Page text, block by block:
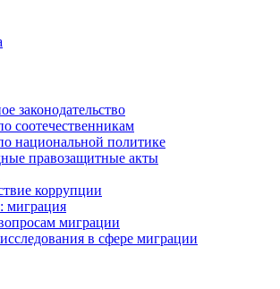
законодательство
соотечественникам
национальной политике
правозащитные акты
коррупции
миграция
миграции
в сфере миграции